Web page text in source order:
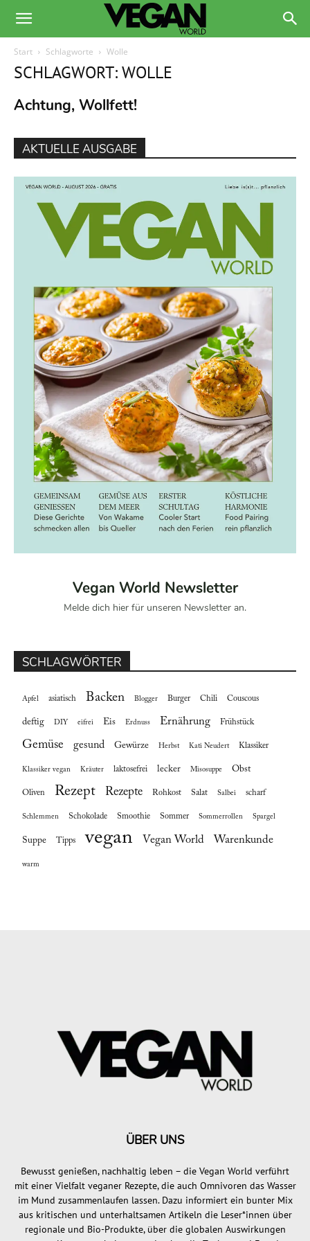
Start Schlagworte Wolle
SCHLAGWORT: WOLLE
Achtung, Wollfett!
AKTUELLE AUSGABE
Vegan World Newsletter
Melde dich hier für unseren Newsletter an.
SCHLAGWÖRTER
Apfel asiatisch Backen Blogger Burger Chili Couscous
deftig DIY eifrei Eis Erdnuss Ernährung Frühstück
Gemüse gesund Gewürze Herbst Kati Neudert Klassiker
Klassiker vegan Kräuter laktosefrei lecker Misosuppe Obst
Oliven Rezept Rezepte Rohkost Salat Salbei scharf
Schlemmen Schokolade Smoothie Sommer Sommerrollen Spargel
Suppe Tipps vegan Vegan World Warenkunde
warm
ÜBER UNS
Bewusst genießen, nachhaltig leben – die Vegan World verführt
mit einer Vielfalt veganer Rezepte, die auch Omnivoren das Wasser
im Mund zusammenlaufen lassen. Dazu informiert ein bunter Mix
aus kritischen und unterhaltsamen Artikeln die Leser*innen über
regionale und Bio-Produkte, über die globalen Auswirkungen